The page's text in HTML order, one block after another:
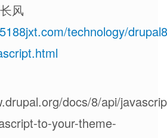
风
technology/
docs/8/api/
to-your-theme-